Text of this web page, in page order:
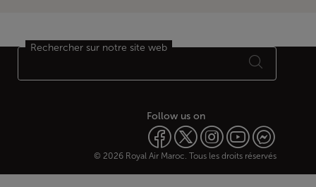
Rechercher sur notre site web
Follow us on
© 2026 Royal Air Maroc. Tous les droits réservés